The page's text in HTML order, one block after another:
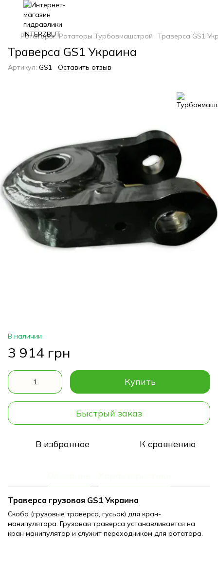
Ротаторы Ротаторы Турбовмашстрой Траверса GS1
Траверса GS1 Украина
Артикул: GS1 Оставить отзыв
В наличии
3 914 грн
Купить
Быстрый заказ
В избранное К сравнению
Траверса грузовая GS1 Украина
Скоба (грузовые траверса, гусьок) для кран-
манипулятора. Грузовая траверса устанавливается на
кран манипулятор и служит переходником для ротатора.